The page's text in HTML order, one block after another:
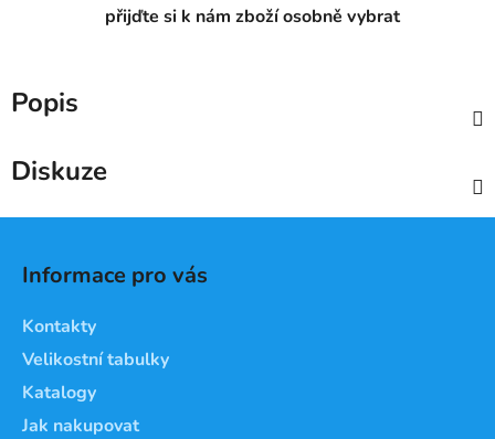
přijďte si k nám zboží osobně vybrat
Popis
Diskuze
Informace pro vás
Kontakty
Velikostní tabulky
Katalogy
Jak nakupovat